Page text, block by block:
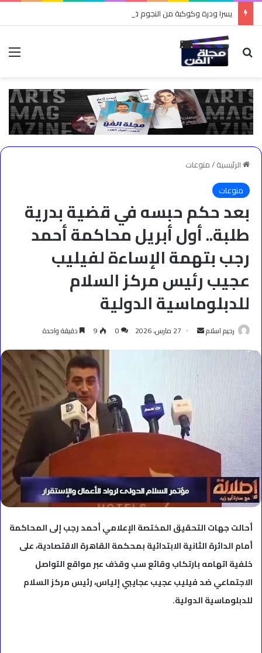
بحث عن
الرئيسية/منوعات
منوعات
بعد حكم حبسه في قضية بدرية
طلبة.. أول أبريل محاكمة أحمد
رجب بتهمة الإساءة لفيليب
عجيب رئيس مركز السلام
للدبلوماسية الدولية
رحيم اسلام
أرسل 27 مارس، 2026 0
9 دقيقة واحدة
أحالت جهات التحقيق المختصة الإعلامي أحمد رجب إلى المحاكمة
أمام الدائرة الثانية الابتدائية بمحكمة القاهرة الاقتصادية، على
خلفية اتهامه بارتكاب وقائع سب وقذف عبر مواقع التواصل
الاجتماعي ضد فيليب عجيب عجايبي إلياس، رئيس مركز السلام
للدبلوماسية الدولية.